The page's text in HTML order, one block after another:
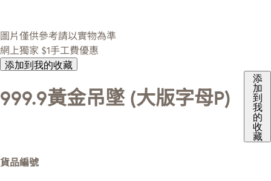
圖片僅供參考請以實物為準
網上獨家 $1手工費優惠
添加到我的收藏
999.9黃金吊墜 (大版字母P)
添
加
到
我
的
收
藏
貨品編號